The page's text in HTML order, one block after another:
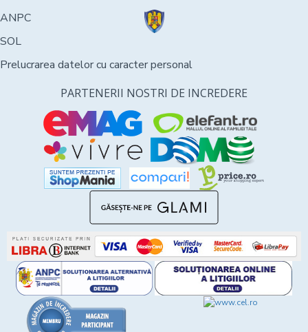
ANPC
SOL
Prelucrarea datelor cu caracter personal
PARTENERII NOSTRI DE INCREDERE